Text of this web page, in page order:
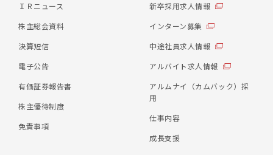
新卒採用求人情報
インターン募集
中途社員求人情報
アルバイト求人情報
アルムナイ（カムバック）採
用
仕事内容
成長支援
ＩＲニュース
株主総会資料
決算短信
電子公告
有価証券報告書
株主優待制度
免責事項